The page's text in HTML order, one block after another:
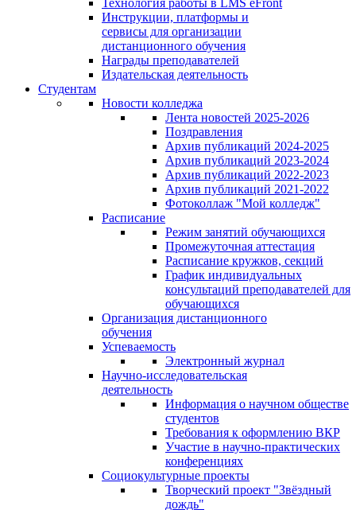
Технология работы в LMS eFront
Инструкции, платформы и
сервисы для организации
дистанционного обучения
Награды преподавателей
Издательская деятельность
Студентам
Новости колледжа
Лента новостей 2025-2026
Поздравления
Архив публикаций 2024-2025
Архив публикаций 2023-2024
Архив публикаций 2022-2023
Архив публикаций 2021-2022
Фотоколлаж "Мой колледж"
Расписание
Режим занятий обучающихся
Промежуточная аттестация
Расписание кружков, секций
График индивидуальных
консультаций преподавателей для
обучающихся
Организация дистанционного
обучения
Успеваемость
Электронный журнал
Научно-исследовательская
деятельность
Информация о научном обществе
студентов
Требования к оформлению ВКР
Участие в научно-практических
конференциях
Социокультурные проекты
Творческий проект "Звёздный
дождь"